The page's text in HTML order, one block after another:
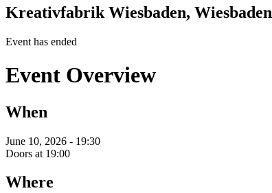
Kreativfabrik Wiesbaden, Wiesbaden
Event has ended
Event Overview
When
June 10, 2026 - 19:30
Doors at 19:00
Where